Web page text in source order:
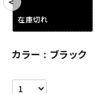
ACCOUNT MENU
在庫切れ
カラー ブラック